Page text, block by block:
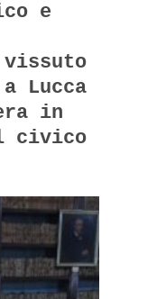
e
Lucca
in
civico